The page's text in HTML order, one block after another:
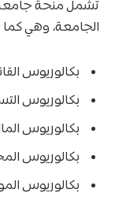
تشمل منحة جامعة
الجامعة، وهي كما
بكالوريوس
بكالوريوس
بكالوريوس
بكالوريوس
بكالوريوس